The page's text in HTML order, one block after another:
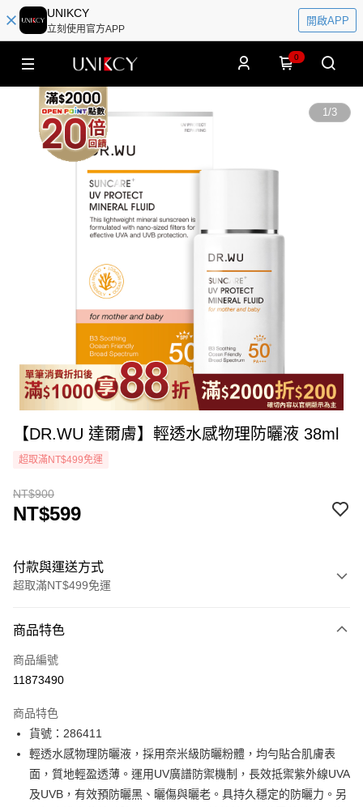
UNIKCY
立刻使用官方APP
開啟APP
0
1/3
【DR.WU 達爾膚】輕透水感物理防曬液 38ml
超取滿NT$499免運
NT$900
NT$599
付款與運送方式
超取滿NT$499免運
icash Pay
信用卡一次付款
LINE Pay
Apple Pay
街口支付
商品特色
商品編號
11873490
商品特色
貨號：286411
輕透水感物理防曬液，採用奈米級防曬粉體，均勻貼合肌膚表
面，質地輕盈透薄。運用UV廣譜防禦機制，長效抵禦紫外線UVA
及UVB，有效預防曬黑、曬傷與曬老。具持久穩定的防曬力。另